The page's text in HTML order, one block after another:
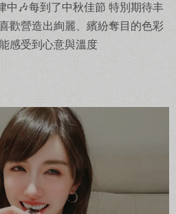
🎶 ​ 每到了中秋佳節 特別期待丰
歡營造出絢麗、繽紛奪目的色彩
感受到心意與溫度